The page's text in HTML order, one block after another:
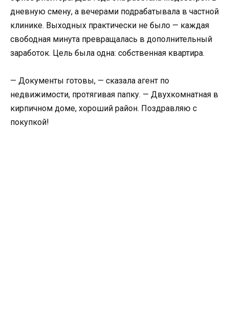
дневную смену, а вечерами подрабатывала в частной
клинике. Выходных практически не было — каждая
свободная минута превращалась в дополнительный
заработок. Цель была одна: собственная квартира.
— Документы готовы, — сказала агент по
недвижимости, протягивая папку. — Двухкомнатная в
кирпичном доме, хороший район. Поздравляю с
покупкой!